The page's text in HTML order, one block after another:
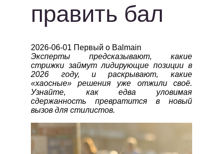
править бал
2026-06-01 Первый о Balmain
Эксперты предсказывают, какие
стрижки займут лидирующие позиции в
2026 году, и раскрывают, какие
«хаосные» решения уже отжили своё.
Узнайте, как едва уловимая
сдержанность превратится в новый
вызов для стилистов.